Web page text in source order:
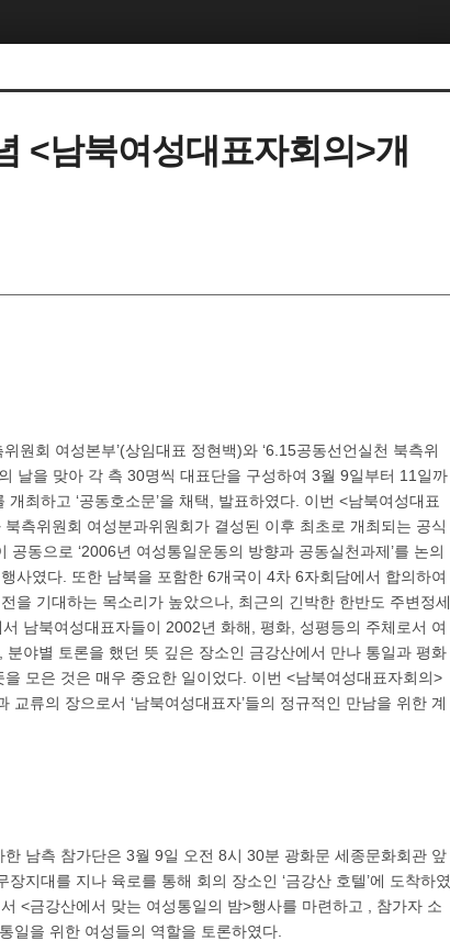
<남북여성대표자회의>개
원회 여성본부’(상임대표 정현백)와 ‘6.15공동선언실천 북측위
날을 맞아 각 측 30명씩 대표단을 구성하여 3월 9일부터 11일까
최하고 ‘공동호소문’을 채택, 발표하였다. 이번 <남북여성대표
측위원회 여성분과위원회가 결성된 이후 최초로 개최되는 공식
동으로 ‘2006년 여성통일운동의 방향과 공동실천과제’를 논의
사였다. 또한 남북을 포함한 6개국이 4차 6자회담에서 합의하여
을 기대하는 목소리가 높았으나, 최근의 긴박한 한반도 주변정세
남북여성대표자들이 2002년 화해, 평화, 성평등의 주체로서 여
야별 토론을 했던 뜻 깊은 장소인 금강산에서 만나 통일과 평화
모은 것은 매우 중요한 일이었다. 이번 <남북여성대표자회의>
류의 장으로서 ‘남북여성대표자’들의 정규적인 만남을 위한 계
남측 참가단은 3월 9일 오전 8시 30분 광화문 세종문화회관 앞
지대를 지나 육로를 통해 회의 장소인 ‘금강산 호텔’에 도착하였
<금강산에서 맞는 여성통일의 밤>행사를 마련하고 , 참가자 소
일을 위한 여성들의 역할을 토론하였다.